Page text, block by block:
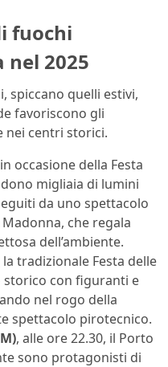
fuochi
nel 2025
spiccano quelli estivi,
favoriscono gli
nei centri storici.
occasione della Festa
migliaia di lumini
da uno spettacolo
che regala
dell’ambiente.
la tradizionale Festa delle
storico con figuranti e
nel rogo della
spettacolo pirotecnico.
, alle ore 22.30, il Porto
sono protagonisti di